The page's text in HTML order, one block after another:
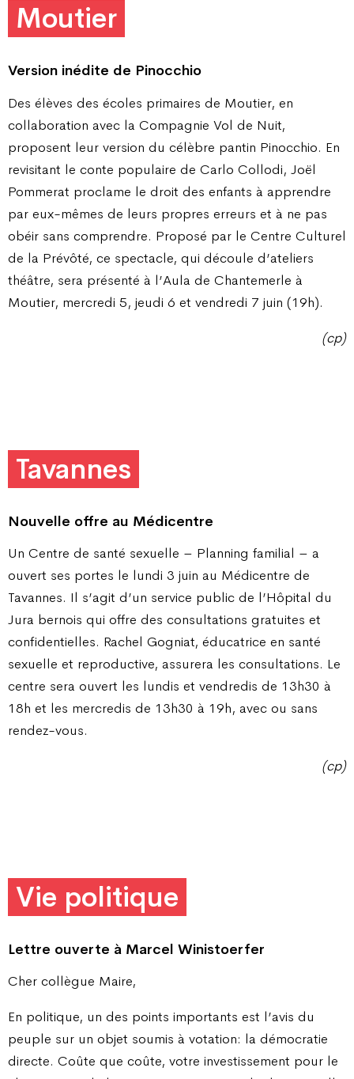
Moutier
Version inédite de Pinocchio
Des élèves des écoles primaires de Moutier, en
collaboration avec la Compagnie Vol de Nuit,
proposent leur version du célèbre pantin Pinocchio. En
revisitant le conte populaire de Carlo Collodi, Joël
Pommerat proclame le droit des enfants à apprendre
par eux-mêmes de leurs propres erreurs et à ne pas
obéir sans comprendre. Proposé par le Centre Culturel
de la Prévôté, ce spectacle, qui découle d’ateliers
théâtre, sera présenté à l’Aula de Chantemerle à
Moutier, mercredi 5, jeudi 6 et vendredi 7 juin (19h).
(cp)
Tavannes
Nouvelle offre au Médicentre
Un Centre de santé sexuelle – Planning familial – a
ouvert ses portes le lundi 3 juin au Médicentre de
Tavannes. Il s’agit d’un service public de l’Hôpital du
Jura bernois qui offre des consultations gratuites et
confidentielles. Rachel Gogniat, éducatrice en santé
sexuelle et reproductive, assurera les consultations. Le
centre sera ouvert les lundis et vendredis de 13h30 à
18h et les mercredis de 13h30 à 19h, avec ou sans
rendez-vous.
(cp)
Vie politique
Lettre ouverte à Marcel Winistoerfer
Cher collègue Maire,
En politique, un des points importants est l’avis du
peuple sur un objet soumis à votation: la démocratie
directe. Coûte que coûte, votre investissement pour le